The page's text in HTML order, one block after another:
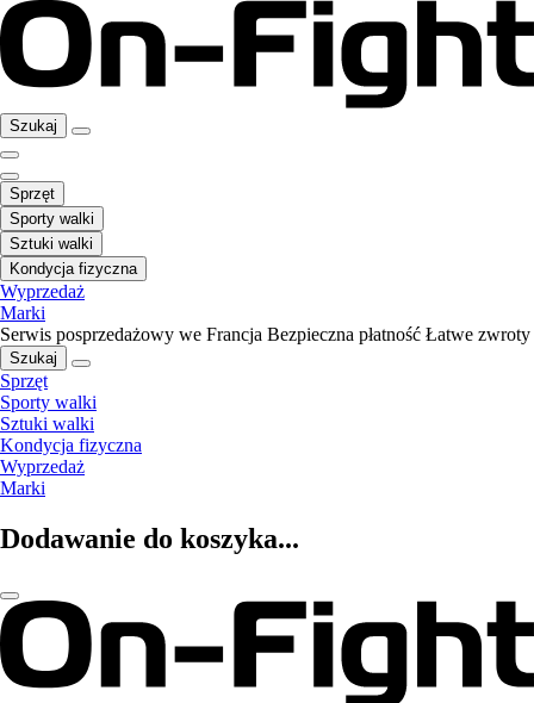
Szukaj
Sprzęt
Sporty walki
Sztuki walki
Kondycja fizyczna
Wyprzedaż
Marki
Serwis posprzedażowy we Francja Bezpieczna płatność Łatwe zwroty
Szukaj
Sprzęt
Sporty walki
Sztuki walki
Kondycja fizyczna
Wyprzedaż
Marki
Dodawanie do koszyka...